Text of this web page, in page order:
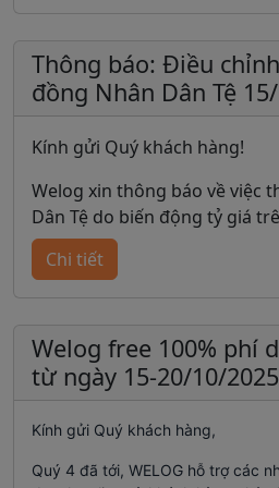
Hotline: 1900252550
Welog - Nhập Hàng Trung Quốc
Trân trọng!
Thông báo: Điều
đồng Nhân Dân Tệ
Kính gửi Quý khách hàng!
Welog xin thông báo về việc
Dân Tệ do biến động tỷ giá
Cụ thể, toàn bộ các đơn hàng
ngày 15/10/2025 sẽ áp dụng
Trân trọng!
Chi tiết
Welog free 100% phí
từ ngày 15-20/10/2025
Kính gửi Quý khách hàng,
Quý 4 đã tới, WELOG hỗ trợ các